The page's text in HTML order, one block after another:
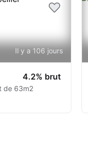
Il y a 106 jours
4.2% brut
de 63m2